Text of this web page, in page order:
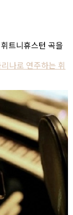
트니휴스턴 곡을
나로 연주하는 휘